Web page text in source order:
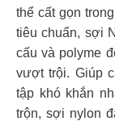
thể cất gọn
tiêu chuẩn, sợi
cấu và polyme
vượt trội. Giúp
tập khó khắn
trộn, sợi nylon